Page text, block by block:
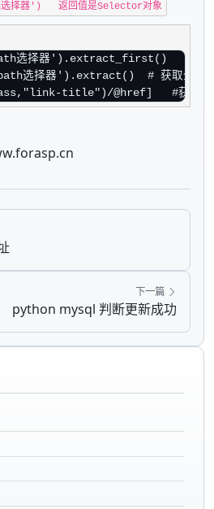
择器') 返回值是Selector对象
选择器').extract()  # 获取全部
title")/@href]   #获取属
下一篇
python mysql 判断更新成功